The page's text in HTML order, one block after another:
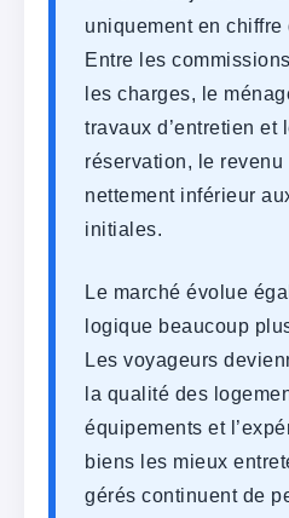
uniquement en chiffre
Entre les
les charges, le
travaux d’entretien et
réservation, le
nettement inférieur
initiales.
Le marché évolue
logique beaucoup
Les voyageurs
la qualité des
équipements et
biens les mieux
gérés continuent de